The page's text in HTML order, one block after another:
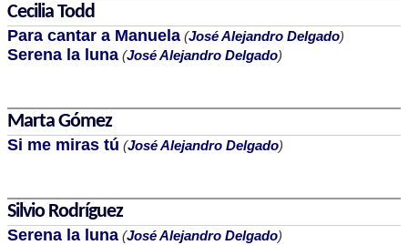
Cecilia Todd
Para cantar a Manuela (José Alejandro Delgado)
Serena la luna (José Alejandro Delgado)
Marta Gómez
Si me miras tú (José Alejandro Delgado)
Silvio Rodríguez
Serena la luna (José Alejandro Delgado)